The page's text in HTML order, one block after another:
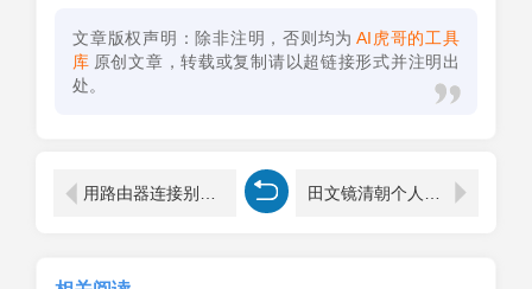
文章版权声明：除非注明，否则均为 AI虎哥的工具
库 原创文章，转载或复制请以超链接形式并注明出
处。